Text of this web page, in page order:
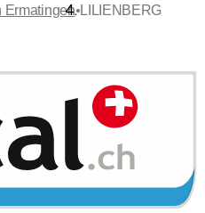
Ermatingen•LILIENBERG